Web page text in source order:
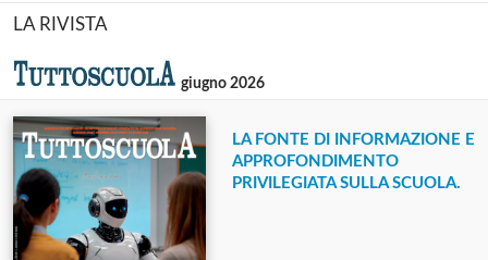
LA RIVISTA
giugno 2026
LA FONTE DI INFORMAZIONE E
APPROFONDIMENTO
PRIVILEGIATA SULLA SCUOLA.